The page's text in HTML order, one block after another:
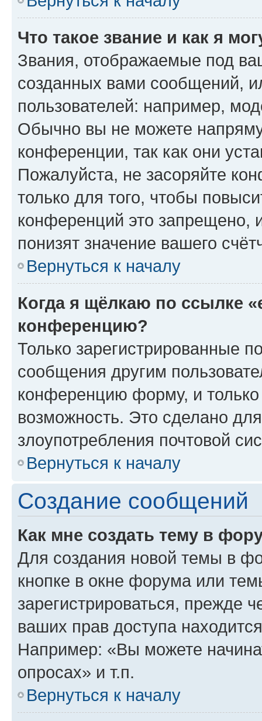
Что такое звание и как я
Звания, отображаемые под
созданных вами сообщений,
пользователей: например,
Обычно вы не можете
конференции, так как они
Пожалуйста, не засоряйте
только для того, чтобы
конференций это запрещено,
понизят значение вашего
Вернуться к началу
Когда я щёлкаю по ссылке
конференцию?
Только зарегистрированные
сообщения другим
конференцию форму, и
возможность. Это сделано
злоупотребления почтовой
Вернуться к началу
Создание сообщений
Как мне создать тему в
Для создания новой темы в
кнопке в окне форума или
зарегистрироваться, прежде
ваших прав доступа
Например: «Вы можете
опросах» и т.п.
Вернуться к началу